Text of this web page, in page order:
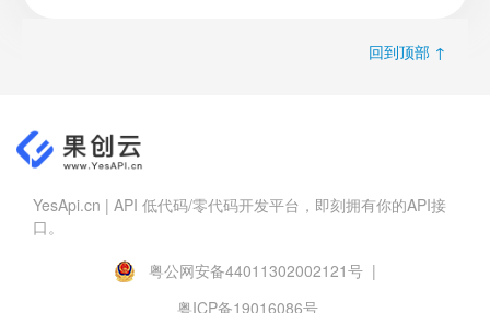
回到顶部 ↑
YesApi.cn | API 低代码/零代码开发平台，即刻拥有你的API接
口。
粤公网安备44011302002121号 |
粤ICP备19016086号